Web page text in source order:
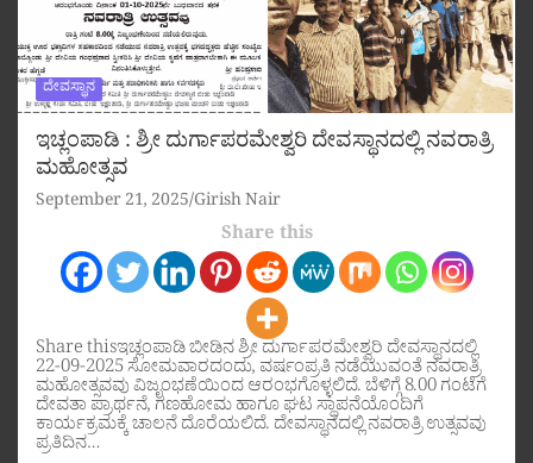
ದೇವಸ್ಥಾನ
ಇಚ್ಲಂಪಾಡಿ : ಶ್ರೀ ದುರ್ಗಾಪರಮೇಶ್ವರಿ ದೇವಸ್ಥಾನದಲ್ಲಿ ನವರಾತ್ರಿ
ಮಹೋತ್ಸವ
September 21, 2025 Girish Nair
Share this
Share thisಇಚ್ಲಂಪಾಡಿ ಬೀಡಿನ ಶ್ರೀ ದುರ್ಗಾಪರಮೇಶ್ವರಿ ದೇವಸ್ಥಾನದಲ್ಲಿ
22-09-2025 ಸೋಮವಾರದಂದು, ವರ್ಷಂಪ್ರತಿ ನಡೆಯುವಂತೆ ನವರಾತ್ರಿ
ಮಹೋತ್ಸವವು ವಿಜೃಂಭಣೆಯಿಂದ ಆರಂಭಗೊಳ್ಳಲಿದೆ. ಬೆಳಿಗ್ಗೆ 8.00 ಗಂಟೆಗೆ
ದೇವತಾ ಪ್ರಾರ್ಥನೆ, ಗಣಹೋಮ ಹಾಗೂ ಘಟ ಸ್ಥಾಪನೆಯೊಂದಿಗೆ
ಕಾರ್ಯಕ್ರಮಕ್ಕೆ ಚಾಲನೆ ದೊರೆಯಲಿದೆ. ದೇವಸ್ಥಾನದಲ್ಲಿ ನವರಾತ್ರಿ ಉತ್ಸವವು
ಪ್ರತಿದಿನ…